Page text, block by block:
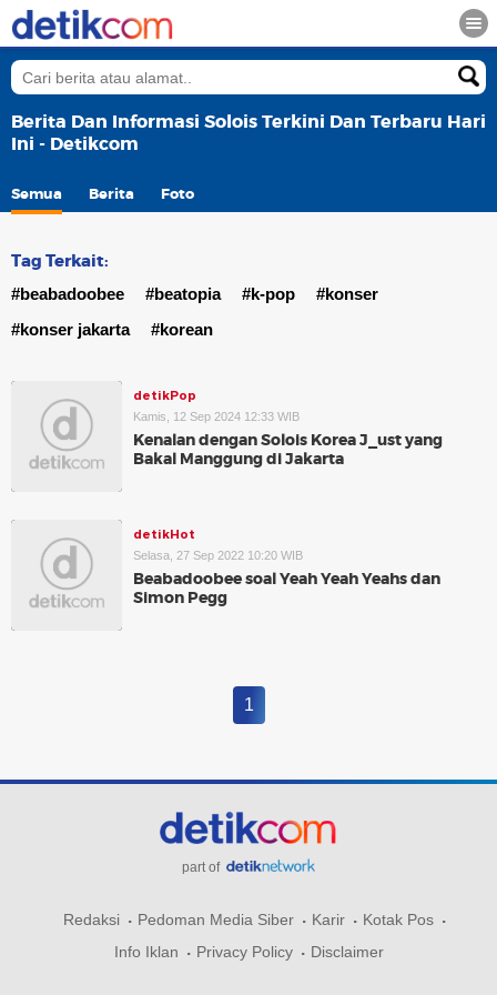
Berita Dan Informasi Solois Terkini Dan Terbaru Hari
Ini - Detikcom
Semua Berita Foto
Tag Terkait:
#beabadoobee #beatopia #k-pop
#konser
#konser jakarta
#korean
detikPop
Kamis, 12 Sep 2024 12:33 WIB
Kenalan dengan Solois Korea J_ust yang
Bakal Manggung di Jakarta
detikHot
Selasa, 27 Sep 2022 10:20 WIB
Beabadoobee soal Yeah Yeah Yeahs dan
Simon Pegg
1
part of
Redaksi Pedoman Media Siber Karir
Kotak Pos
Info Iklan
Privacy Policy Disclaimer